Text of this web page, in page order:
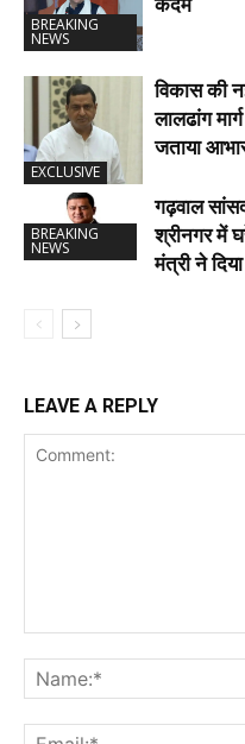
BREAKING
NEWS
EXCLUSIVE
विकास की
लालढांग
जताया
BREAKING
NEWS
गढ़वाल
श्रीनगर में
मंत्री ने
LEAVE A REPLY